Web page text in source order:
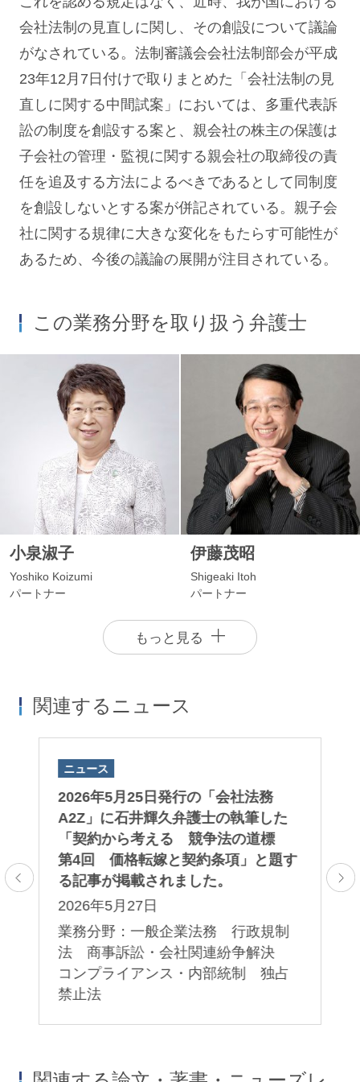
会社法制の見直しに関し、その創設について議論
がなされている。法制審議会会社法制部会が平成
23年12月7日付けで取りまとめた「会社法制の見
直しに関する中間試案」においては、多重代表訴
訟の制度を創設する案と、親会社の株主の保護は
子会社の管理・監視に関する親会社の取締役の責
任を追及する方法によるべきであるとして同制度
を創設しないとする案が併記されている。親子会
社に関する規律に大きな変化をもたらす可能性が
あるため、今後の議論の展開が注目されている。
この業務分野を取り扱う弁護士
小泉淑子
Yoshiko Koizumi
パートナー
伊藤茂昭
Shigeaki Itoh
パートナー
澤野正明
Masaaki Sawano
パートナー
小林雅人
Masato Kobayashi
パートナー
もっと見る
関連するニュース
ニュース
2026年5月25日発行の「会社法務
A2Z」に石井輝久弁護士の執筆した
「契約から考える 競争法の道標
第4回 価格転嫁と契約条項」と題す
る記事が掲載されました。
2026年5月27日
業務分野：一般企業法務 行政規制
法 商事訴訟・会社関連紛争解決
コンプライアンス・内部統制 独占
禁止法
業